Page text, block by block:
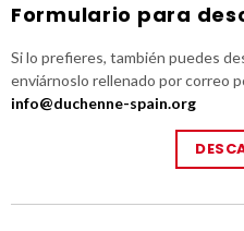
Formulario para
Si lo prefieres, también puedes
enviárnoslo rellenado por correo
info@duchenne-spain.org